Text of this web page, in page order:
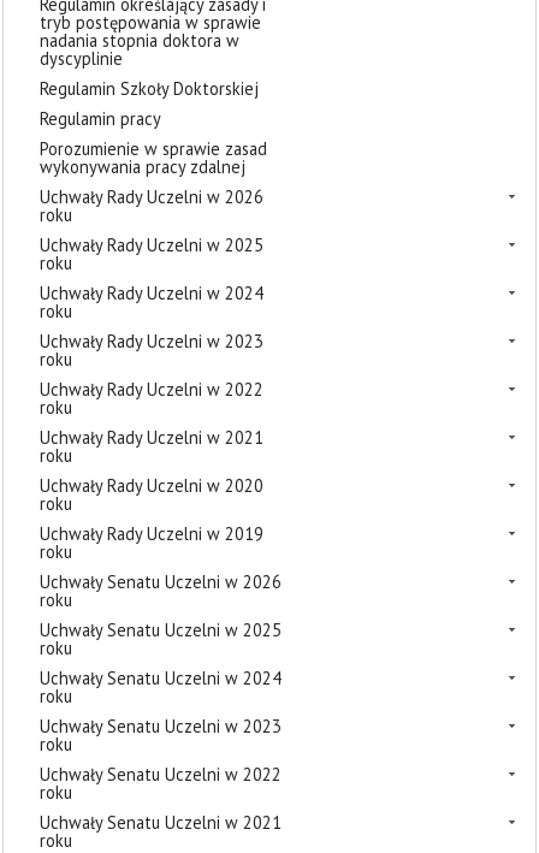
tryb postępowania w sprawie
nadania stopnia doktora w
dyscyplinie
Regulamin Szkoły Doktorskiej
Regulamin pracy
Porozumienie w sprawie zasad
wykonywania pracy zdalnej
Uchwały Rady Uczelni w 2026
roku
Uchwały Rady Uczelni w 2025
roku
Uchwały Rady Uczelni w 2024
roku
Uchwały Rady Uczelni w 2023
roku
Uchwały Rady Uczelni w 2022
roku
Uchwały Rady Uczelni w 2021
roku
Uchwały Rady Uczelni w 2020
roku
Uchwały Rady Uczelni w 2019
roku
Uchwały Senatu Uczelni w 2026
roku
Uchwały Senatu Uczelni w 2025
roku
Uchwały Senatu Uczelni w 2024
roku
Uchwały Senatu Uczelni w 2023
roku
Uchwały Senatu Uczelni w 2022
roku
Uchwały Senatu Uczelni w 2021
roku